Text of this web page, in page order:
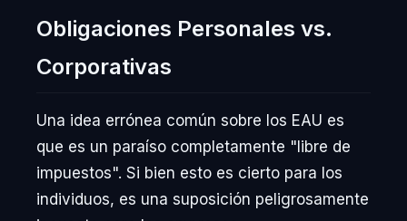
Obligaciones Personales vs.
Corporativas
Una idea errónea común sobre los EAU es
que es un paraíso completamente "libre de
impuestos". Si bien esto es cierto para los
individuos, es una suposición peligrosamente